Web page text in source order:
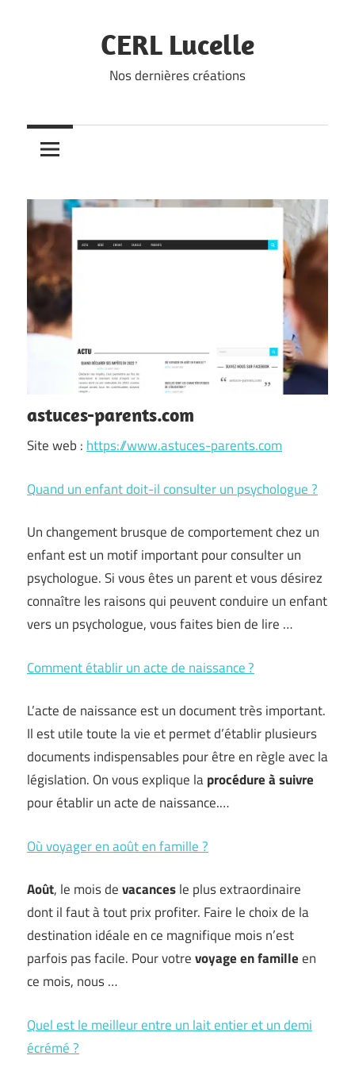
CERL Lucelle
Nos dernières créations
astuces-parents.com
Site web : https://www.astuces-parents.com
Quand un enfant doit-il consulter un psychologue ?
Un changement brusque de comportement chez un
enfant est un motif important pour consulter un
psychologue. Si vous êtes un parent et vous désirez
connaître les raisons qui peuvent conduire un enfant
vers un psychologue, vous faites bien de lire …
Comment établir un acte de naissance ?
L’acte de naissance est un document très important.
Il est utile toute la vie et permet d’établir plusieurs
documents indispensables pour être en règle avec la
législation. On vous explique laprocédure à suivre
pour établir un acte de naissance.…
Où voyager en août en famille ?
Août, le mois devacancesle plus extraordinaire
dont il faut à tout prix profiter. Faire le choix de la
destination idéale en ce magnifique mois n’est
parfois pas facile. Pour votrevoyage en familleen
ce mois, nous …
Quel est le meilleur entre un lait entier et un demi
écrémé ?